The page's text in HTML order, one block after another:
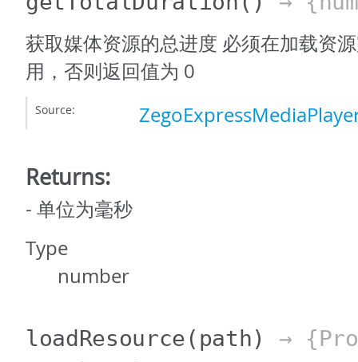
获取媒体资源的总进度 必须在加载资
用，否则返回值为 0
Source:
Returns:
- 单位为毫秒
Type
number
loadResource(path)
→